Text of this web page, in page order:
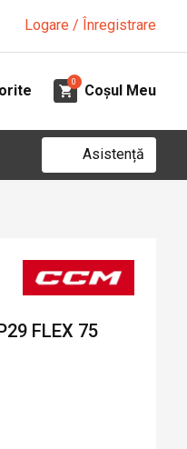
Logare / Înregistrare
0
Coșul Meu
Asistență
FLEX 75